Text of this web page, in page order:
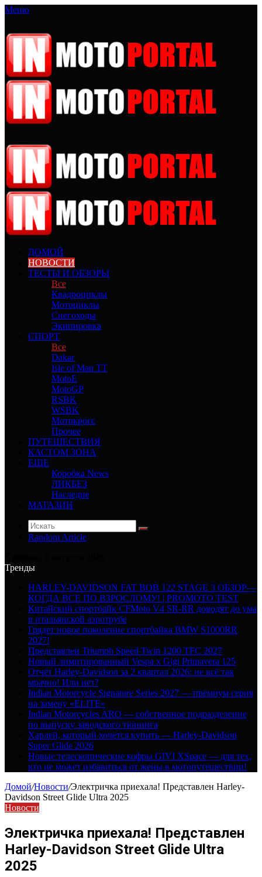
Меню
ДОМОЙ
НОВОСТИ
ТЕСТЫ И ОБЗОРЫ
Все
Квадроциклы
Мотоциклы
Снегоходы
Экипировка
СПОРТ
Все
Dakar
Isle of Man TT
MotoE
MotoGP
RSBK
WSBK
Мотокросс
Прочее
ПУТЕШЕСТВИЯ
КАСТОМ ЗОНА
ЕЩЕ
Коробка News
ЛИКБЕЗ
Наследие
МАГАЗИН
Random Article
Тренды
HARLEY-DAVIDSON FAT BOB 122 STAGE 3 ОБЗОР—
КОГДА ВСЕ ПО ВЗРОСЛОМУ! | PROMOTO TEST
Китайский спортбайк CFMoto V4 SR-RR доводят до ума
в итальянской аэротрубе
Грядет новое поколение спортбайка BMW S1000RR
2027!
Представлен Triumph Speed Twin 1200 TFC 2027
Новый лимитированный Vespa x Gigi Primavera 125
Отчёт Harley-Davidson за 2 квартал 2026: не всё так
мрачно! Или нет?
Indian Motorcycle Signature Series 2027 — премиум серия
на замену «ELITE»
Indian Motorcycles ARO — собственное подразделение
по выпуску заводского тюнинга
Харлей, который хочется купить — Harley-Davidson
Super Glide 2026
Новые телескопические кофры GIVI XSpace — для тех,
кто не может избавиться от жены в мотопутешествии!
Домой/Новости/Электричка приехала! Представлен Harley-
Davidson Street Glide Ultra 2025
Новости
Электричка приехала! Представлен
Harley-Davidson Street Glide Ultra
2025